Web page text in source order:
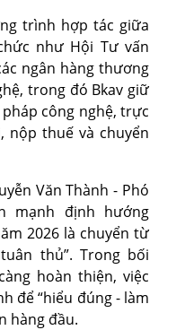
trình hợp tác giữa
như Hội Tư vấn
ngân hàng thương
trong đó Bkav giữ
công nghệ, trực
thuế và chuyển
Văn Thành - Phó
mạnh định hướng
2026 là chuyển từ
thủ”. Trong bối
hoàn thiện, việc
để “hiểu đúng - làm
hàng đầu.